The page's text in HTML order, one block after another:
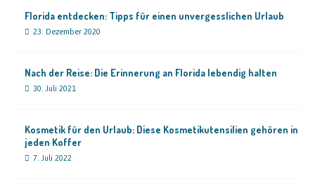
Florida entdecken: Tipps für einen unvergesslichen Urlaub
23. Dezember 2020
Nach der Reise: Die Erinnerung an Florida lebendig halten
30. Juli 2021
Kosmetik für den Urlaub: Diese Kosmetikutensilien gehören in
jeden Koffer
7. Juli 2022